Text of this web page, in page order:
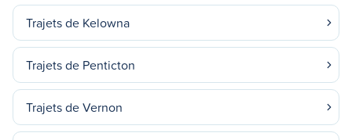
Trajets de Kelowna
Trajets de Penticton
Trajets de Vernon